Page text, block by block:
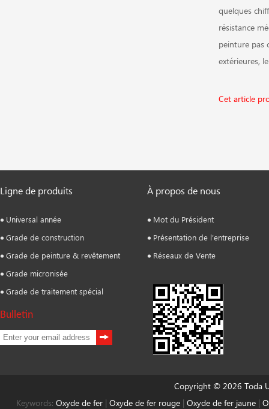
quelques
résistance
peinture pas
extérieures,
Cet article
Ligne de produits
Universal année
Grade de construction
Grade de peinture & revêtement
Grade micronisée
Grade de traitement spécial
Bulletin
À propos de nous
Mot du Président
Présentation de l’entreprise
Réseaux de Vente
Copyright © 2026 Toda
Keywords:Oxyde de fer |Oxyde de fer rouge |Oxyde de fer jaune |